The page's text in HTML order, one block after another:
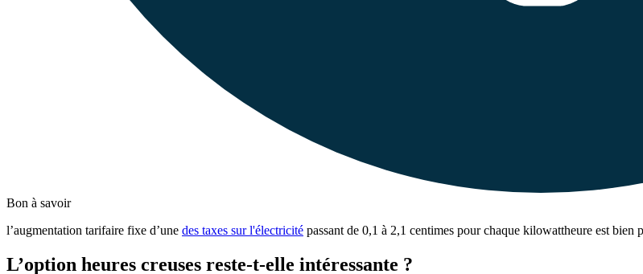
Bon à savoir
l’augmentation tarifaire fixe d’une des taxes sur l'électricité passant de 0,1 à 2,1 centimes pour chaque kilowattheure est bien
L’option heures creuses reste-t-elle intéressante ?